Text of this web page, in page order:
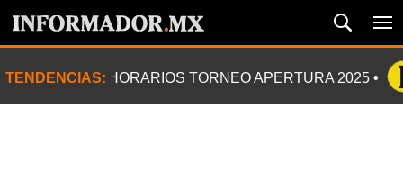
TENDENCIAS: HORARIOS TORNEO APERTURA 2025